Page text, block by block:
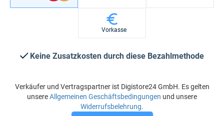
Vorkasse
Keine Zusatzkosten durch diese Bezahlmethode
Verkäufer und Vertragspartner ist Digistore24 GmbH. Es gelten
unsereAllgemeinen Geschäftsbedingungen und unsere
Widerrufsbelehrung.